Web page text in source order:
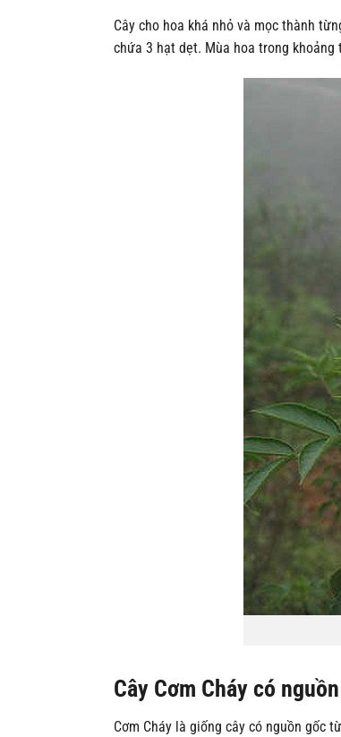
Cây cho hoa khá nhỏ và mọc thành
chứa 3 hạt dẹt. Mùa hoa trong
Cây Cơm Cháy có
Cơm Cháy là giống cây có nguồn gốc